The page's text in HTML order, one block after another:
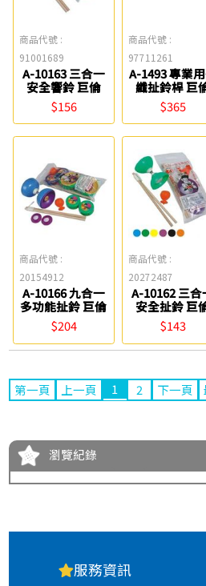
商品代號 :
91001689
A-10163 三合一
安全響鈴 巨倫
$156
商品代號 :
97711261
A-1493 專業
纖扯鈴桿 巨
$365
商品代號 :
20154912
A-10166 九合一
多功能扯鈴 巨倫
$204
商品代號 :
20272487
A-10162 三合
安全扯鈴 巨
$143
第一頁 上一頁 1 2 下一頁
瀏覽紀錄
服務資訊